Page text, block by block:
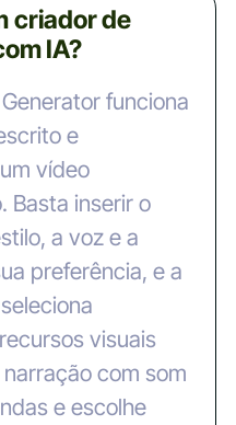
criador de
IA?
funciona
e
vídeo
Basta inserir o
a voz e a
preferência, e a
visuais
com som
e escolhe